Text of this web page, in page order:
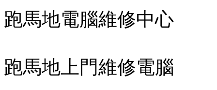
跑馬地電腦維修中心
跑馬地上門維修電腦